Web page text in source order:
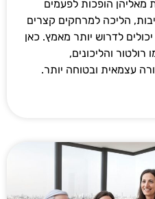
מאליהן הופכות לפעמים
הליכה למרחקים קצרים
לדרוש יותר מאמץ. כאן
והליכונים,
עצמאית ובטוחה יותר.